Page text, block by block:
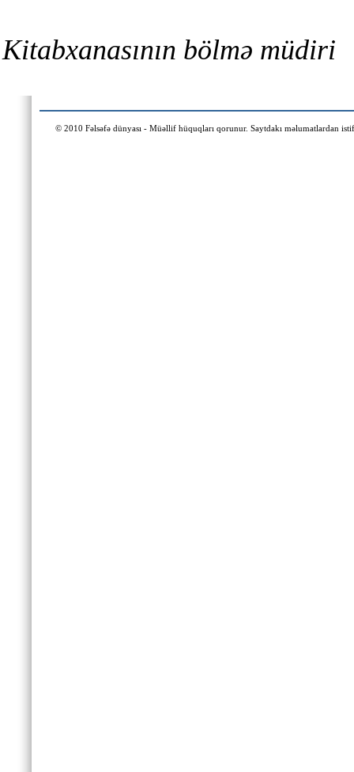
Kitabxanasının bölmə müdiri
© 2010 Fəlsəfə dünyası - Müəllif hüquqları qorunur. Saytdakı məlumatlardan